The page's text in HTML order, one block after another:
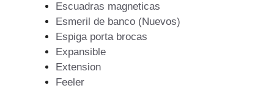
Escuadras magneticas
Esmeril de banco (Nuevos)
Espiga porta brocas
Expansible
Extension
Feeler